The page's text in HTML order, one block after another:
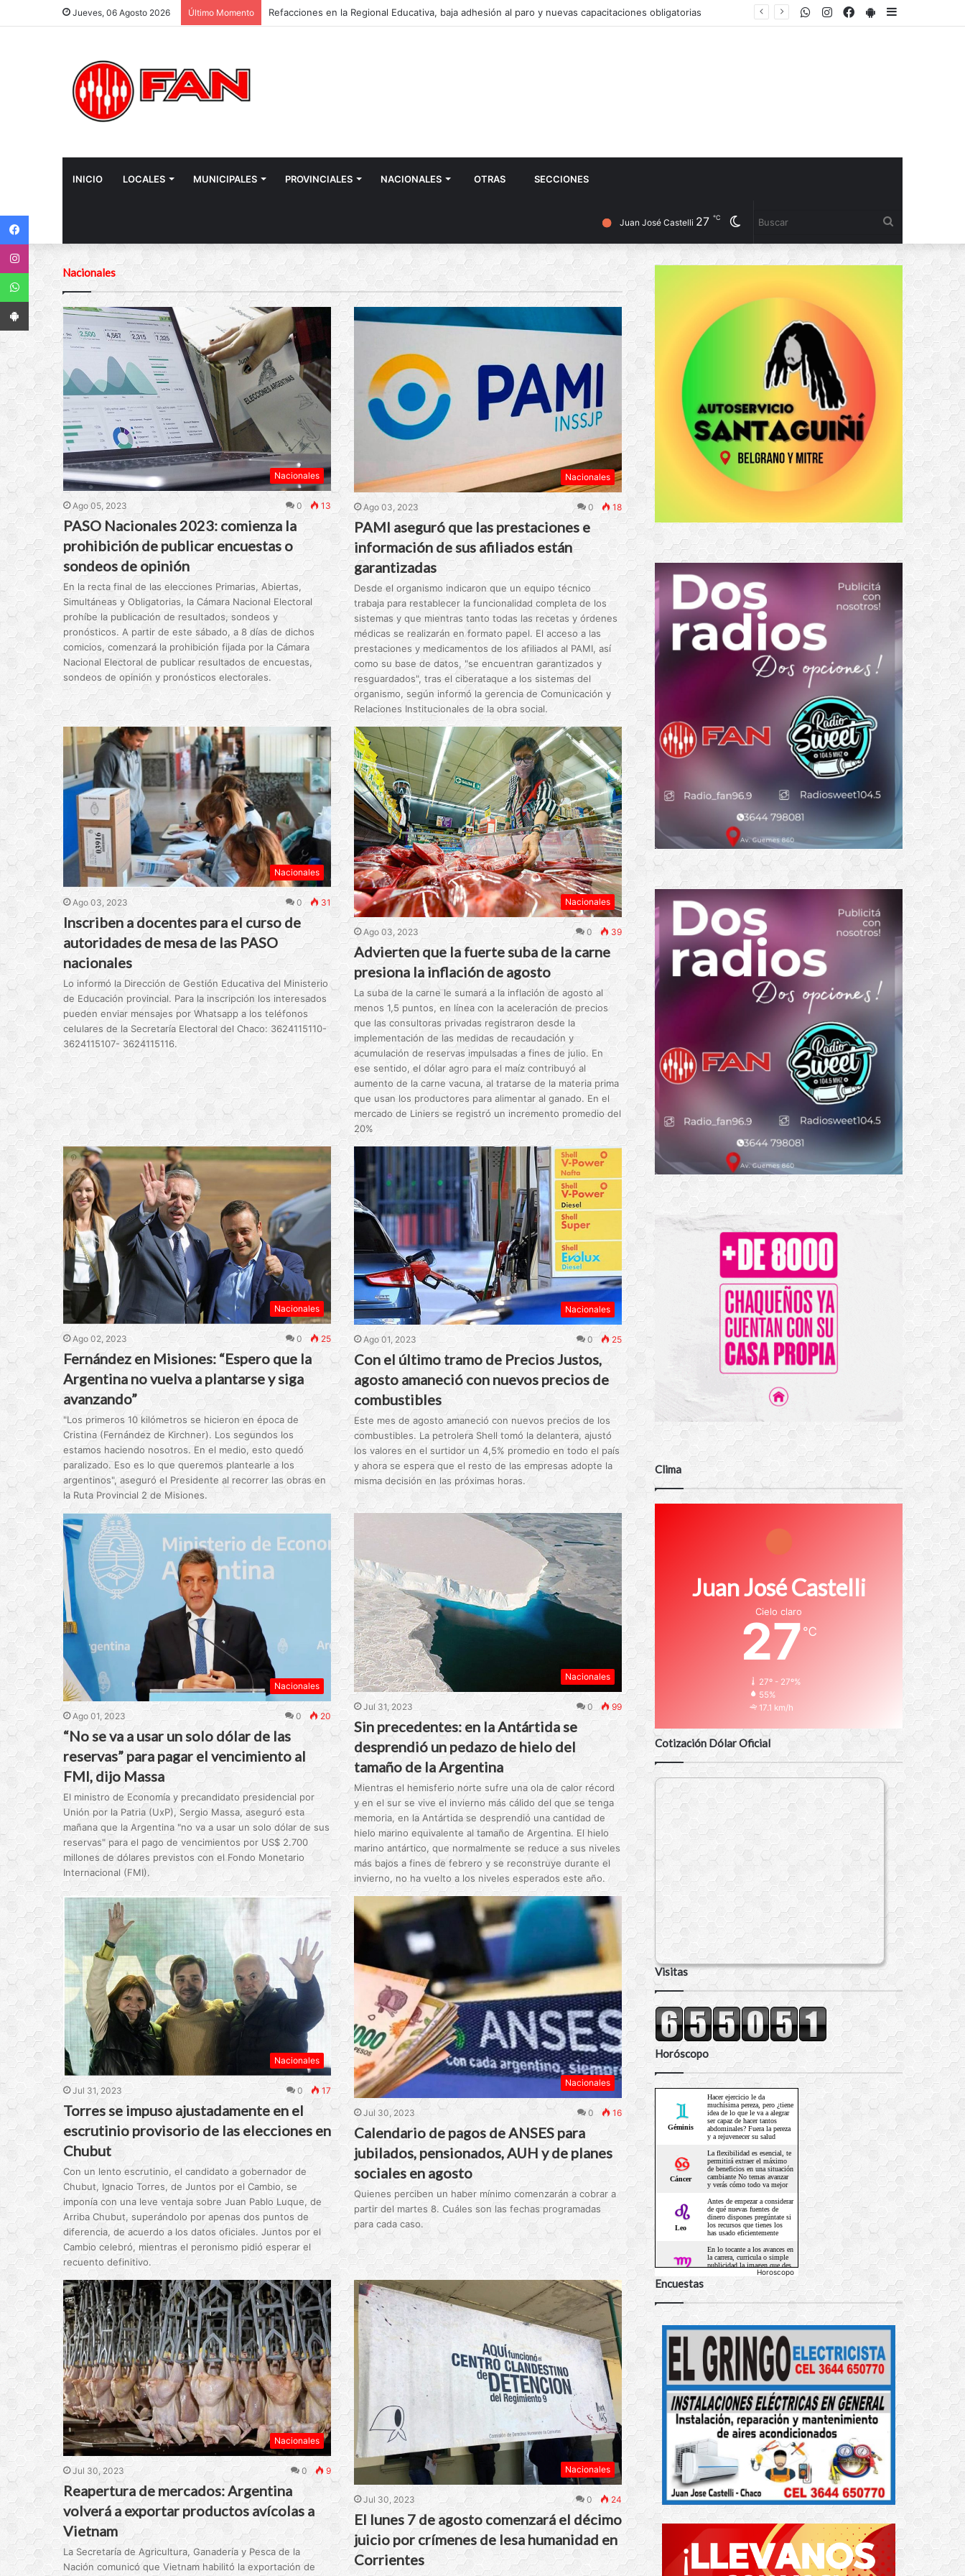
Jueves, 06 Agosto 2026 Último Momento PlayStore
Facebook
Instagram
WhatsApp
INICIO LOCALES MUNICIPALES PROVINCIALES NACIONALES OTRAS SECCIONES
Cambiar
modo
Juan José Castelli 27 ℃
Nacionales
Nacionales
Ago 05, 2023 0 13
PASO Nacionales 2023: comienza la
prohibición de publicar encuestas o
sondeos de opinión
En la recta final de las elecciones Primarias, Abiertas,
Simultáneas y Obligatorias, la Cámara Nacional Electoral
prohíbe la publicación de resultados, sondeos y
pronósticos. A partir de este sábado, a 8 días de dichos
comicios, comenzará la prohibición fijada por la Cámara
Nacional Electoral de publicar resultados de encuestas,
sondeos de opinión y pronósticos electorales.
Nacionales
Ago 03, 2023 0 18
PAMI aseguró que las prestaciones e
información de sus afiliados están
garantizadas
Desde el organismo indicaron que un equipo técnico
trabaja para restablecer la funcionalidad completa de los
sistemas y que mientras tanto todas las recetas y órdenes
médicas se realizarán en formato papel. El acceso a las
prestaciones y medicamentos de los afiliados al PAMI, así
como su base de datos, "se encuentran garantizados y
resguardados", tras el ciberataque a los sistemas del
organismo, según informó la gerencia de Comunicación y
Relaciones Institucionales de la obra social.
Nacionales
Ago 03, 2023 0 31
Inscriben a docentes para el curso de
autoridades de mesa de las PASO
nacionales
Lo informó la Dirección de Gestión Educativa del Ministerio
de Educación provincial. Para la inscripción los interesados
pueden enviar mensajes por Whatsapp a los teléfonos
celulares de la Secretaría Electoral del Chaco: 3624115110-
3624115107- 3624115116.
Nacionales
Ago 03, 2023 0 39
Advierten que la fuerte suba de la carne
presiona la inflación de agosto
La suba de la carne le sumará a la inflación de agosto al
menos 1,5 puntos, en línea con la aceleración de precios
que las consultoras privadas registraron desde la
implementación de las medidas de recaudación y
acumulación de reservas impulsadas a fines de julio. En
ese sentido, el dólar agro para el maíz contribuyó al
aumento de la carne vacuna, al tratarse de la materia prima
que usan los productores para alimentar al ganado. En el
mercado de Liniers se registró un incremento promedio del
20%
Nacionales
Ago 02, 2023 0 25
Fernández en Misiones: “Espero que la
Argentina no vuelva a plantarse y siga
avanzando”
"Los primeros 10 kilómetros se hicieron en época de
Cristina (Fernández de Kirchner). Los segundos los
estamos haciendo nosotros. En el medio, esto quedó
paralizado. Eso es lo que queremos plantearle a los
argentinos", aseguró el Presidente al recorrer las obras en
la Ruta Provincial 2 de Misiones.
Nacionales
Ago 01, 2023 0 25
Con el último tramo de Precios Justos,
agosto amaneció con nuevos precios de
combustibles
Este mes de agosto amaneció con nuevos precios de los
combustibles. La petrolera Shell tomó la delantera, ajustó
los valores en el surtidor un 4,5% promedio en todo el país
y ahora se espera que el resto de las empresas adopte la
misma decisión en las próximas horas.
Nacionales
Ago 01, 2023 0 20
“No se va a usar un solo dólar de las
reservas” para pagar el vencimiento al
FMI, dijo Massa
El ministro de Economía y precandidato presidencial por
Unión por la Patria (UxP), Sergio Massa, aseguró esta
mañana que la Argentina "no va a usar un solo dólar de sus
reservas" para el pago de vencimientos por US$ 2.700
millones de dólares previstos con el Fondo Monetario
Internacional (FMI).
Nacionales
Jul 31, 2023 0 99
Sin precedentes: en la Antártida se
desprendió un pedazo de hielo del
tamaño de la Argentina
Mientras el hemisferio norte sufre una ola de calor récord
y en el sur se vive el invierno más cálido del que se tenga
memoria, en la Antártida se desprendió una cantidad de
hielo marino equivalente al tamaño de Argentina. El hielo
marino antártico, que normalmente se reduce a sus niveles
más bajos a fines de febrero y se reconstruye durante el
invierno, no ha vuelto a los niveles esperados este año.
Nacionales
Jul 31, 2023 0 17
Torres se impuso ajustadamente en el
escrutinio provisorio de las elecciones en
Chubut
Con un lento escrutinio, el candidato a gobernador de
Chubut, Ignacio Torres, de Juntos por el Cambio, se
imponía con una leve ventaja sobre Juan Pablo Luque, de
Arriba Chubut, superándolo por apenas dos puntos de
diferencia, de acuerdo a los datos oficiales. Juntos por el
Cambio celebró, mientras el peronismo pidió esperar el
recuento definitivo.
Nacionales
Jul 30, 2023 0 16
Calendario de pagos de ANSES para
jubilados, pensionados, AUH y de planes
sociales en agosto
Quienes perciben un haber mínimo comenzarán a cobrar a
partir del martes 8. Cuáles son las fechas programadas
para cada caso.
Nacionales
Jul 30, 2023 0 9
Reapertura de mercados: Argentina
volverá a exportar productos avícolas a
Vietnam
La Secretaría de Agricultura, Ganadería y Pesca de la
Nación comunicó que Vietnam habilitó la exportación de
Nacionales
Jul 30, 2023 0 24
El lunes 7 de agosto comenzará el décimo
juicio por crímenes de lesa humanidad en
Corrientes
Clima
Juan José Castelli
Cielo claro
27 ℃
27º - 27º%
55%
17.1 km/h
Cotización Dólar Oficial
Visitas
Horóscopo
Horoscopo
Encuestas
Instagram
WhatsApp
App Android